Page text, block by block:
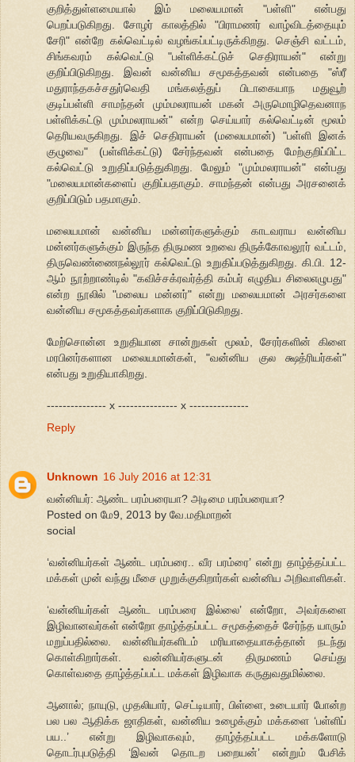
குறித்துள்ளமையால் இம் மலையமான் "பள்ளி" என்பது
பெறப்படுகிறது. சோழர் காலத்தில் "பிராமணர் வாழ்விடத்தையும்
சேரி" என்றே கல்வெட்டில் வழங்கப்பட்டிருக்கிறது. செஞ்சி வட்டம்,
சிங்கவரம் கல்வெட்டு "பள்ளிக்கட்டுச் செதிராயன்" என்று
குறிப்பிடுகிறது. இவன் வன்னிய சமூகத்தவன் என்பதை "ஸ்ரீ
மதுராந்தகச்சதுர்வெதி மங்கலத்துப் பிடாகையாந மதுவூற்
குடிப்பள்ளி சாமந்தன் மும்மலராயன் மகன் அருமொழிதெவனாந
பள்ளிக்கட்டு மும்மலராயன்" என்ற செய்யார் கல்வெட்டின் மூலம்
தெரியவருகிறது. இச் செதிராயன் (மலையமான்) "பள்ளி இனக்
குழுவை" (பள்ளிக்கட்டு) சேர்ந்தவன் என்பதை மேற்குறிப்பிட்ட
கல்வெட்டு உறுதிப்படுத்துகிறது. மேலும் "மும்மலராயன்" என்பது
"மலையமான்களைப் குறிப்பதாகும். சாமந்தன் என்பது அரசனைக்
குறிப்பிடும் பதமாகும்.
மலையமான் வன்னிய மன்னர்களுக்கும் காடவராய வன்னிய
மன்னர்களுக்கும் இருந்த திருமண உறவை திருக்கோவலூர் வட்டம்,
திருவெண்ணைநல்லூர் கல்வெட்டு உறுதிப்படுத்துகிறது. கி.பி. 12-
ஆம் நூற்றாண்டில் "கவிச்சக்ரவர்த்தி கம்பர் எழுதிய சிலைஎழுபது"
என்ற நூலில் "மலைய மன்னர்" என்று மலையமான் அரசர்களை
வன்னிய சமூகத்தவர்களாக குறிப்பிடுகிறது.
மேற்சொன்ன உறுதியான சான்றுகள் மூலம், சேரர்களின் கிளை
மரபினர்களான மலையமான்கள், "வன்னிய குல க்ஷத்ரியர்கள்"
என்பது உறுதியாகிறது.
--------------- x --------------- x ---------------
Reply
Unknown 16 July 2016 at 12:31
வன்னியர்: ஆண்ட பரம்பரையா? அடிமை பரம்பரையா?
Posted on மே9, 2013 by வே.மதிமாறன்
social
‘வன்னியர்கள் ஆண்ட பரம்பரை.. வீர பரம்ரை’ என்று தாழ்த்தப்பட்ட
மக்கள் முன் வந்து மீசை முறுக்குகிறார்கள் வன்னிய அறிவாளிகள்.
‘வன்னியர்கள் ஆண்ட பரம்பரை இல்லை’ என்றோ, அவர்களை
இழிவானவர்கள் என்றோ தாழ்த்தப்பட்ட சமூகத்தைச் சேர்ந்த யாரும்
மறுப்பதில்லை. வன்னியர்களிடம் மரியாதையாகத்தான் நடந்து
கொள்கிறார்கள். வன்னியர்களுடன் திருமணம் செய்து
கொள்வதை தாழ்த்தப்பட்ட மக்கள் இழிவாக கருதுவதுமில்லை.
ஆனால்; நாயுடு, முதலியார், செட்டியார், பிள்ளை, உடையார் போன்ற
பல பல ஆதிக்க ஜாதிகள், வன்னிய உழைக்கும் மக்களை ‘பள்ளிப்
பய..’ என்று இழிவாகவும், தாழ்த்தப்பட்ட மக்களோடு
தொடர்புபடுத்தி ‘இவன் தொடற பறையன்’ என்றும் பேசிக்